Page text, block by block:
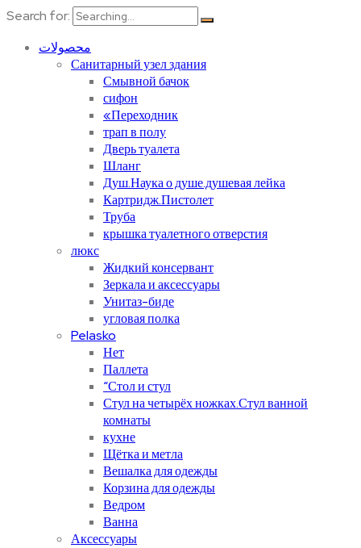
Search for:
محصولات
Санитарный узел здания
Смывной бачок
сифон
«Переходник
трап в полу
Дверь туалета
Шланг
Душ.Наука о душе.душевая лейка
Картридж.Пистолет
Труба
крышка туалетного отверстия
люкс
Жидкий консервант
Зеркала и аксессуары
Унитаз-биде
угловая полка
Pelasko
Нет
Паллета
“Стол и стул
Стул на четырёх ножках.Стул ванной
комнаты
кухне
Щётка и метла
Вешалка для одежды
Корзина для одежды
Ведром
Ванна
Аксессуары